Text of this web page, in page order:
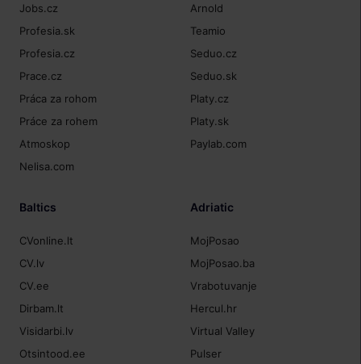
Jobs.cz
Profesia.sk
Profesia.cz
Prace.cz
Práca za rohom
Práce za rohem
Atmoskop
Nelisa.com
Arnold
Teamio
Seduo.cz
Seduo.sk
Platy.cz
Platy.sk
Paylab.com
Baltics
CVonline.lt
CV.lv
CV.ee
Dirbam.lt
Visidarbi.lv
Otsintood.ee
Adriatic
MojPosao
MojPosao.ba
Vrabotuvanje
Hercul.hr
Virtual Valley
Pulser